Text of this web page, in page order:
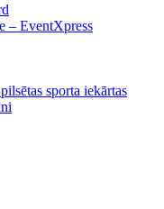
– EventXpress
sporta iekārtas